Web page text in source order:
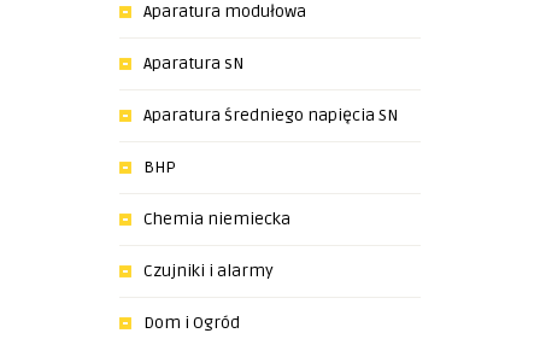
Aparatura modułowa
Aparatura sN
Aparatura średniego napięcia SN
BHP
Chemia niemiecka
Czujniki i alarmy
Dom i Ogród